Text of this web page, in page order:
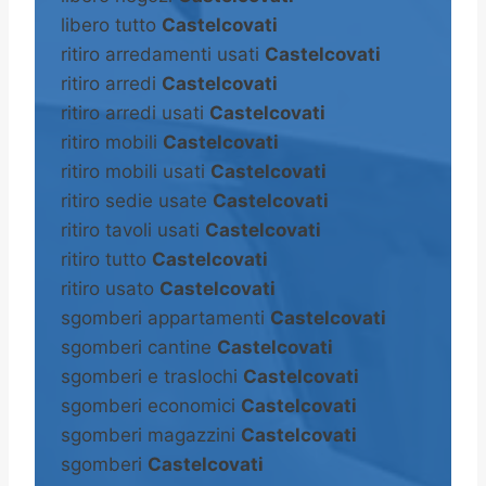
libero tutto Castelcovati
ritiro arredamenti usati Castelcovati
ritiro arredi Castelcovati
ritiro arredi usati Castelcovati
ritiro mobili Castelcovati
ritiro mobili usati Castelcovati
ritiro sedie usate Castelcovati
ritiro tavoli usati Castelcovati
ritiro tutto Castelcovati
ritiro usato Castelcovati
sgomberi appartamenti Castelcovati
sgomberi cantine Castelcovati
sgomberi e traslochi Castelcovati
sgomberi economici Castelcovati
sgomberi magazzini Castelcovati
sgomberi Castelcovati